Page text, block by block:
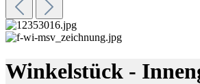
Winkelstück -